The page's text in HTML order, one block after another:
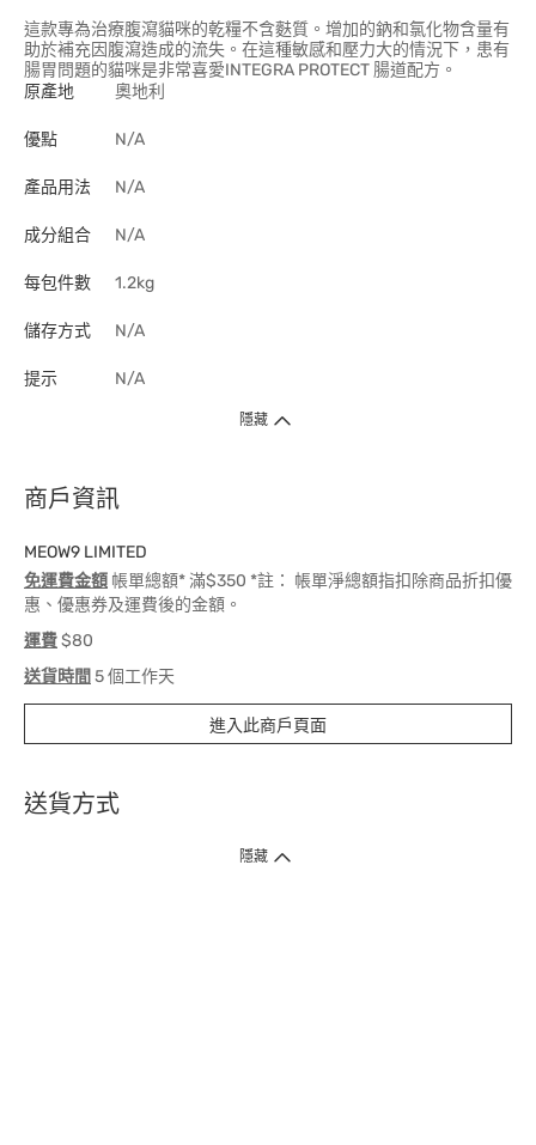
這款專為治療腹瀉貓咪的乾糧不含麩質。增加的鈉和氯化物含量有
助於補充因腹瀉造成的流失。在這種敏感和壓力大的情況下，患有
腸胃問題的貓咪是非常喜愛INTEGRA PROTECT 腸道配方。
原產地
奧地利
優點 N/A
產品用法 N/A
成分組合 N/A
每包件數 1.2kg
儲存方式 N/A
提示 N/A
隱藏
商戶資訊
MEOW9 LIMITED
免運費金額 帳單總額* 滿$350 *註： 帳單淨總額指扣除商品折扣優
惠、優惠券及運費後的金額。
運費$80
送貨時間 5 個工作天
進入此商戶頁面
送貨方式
1. 送貨到府（受衛生署條例規管產品除外 ）
隱藏